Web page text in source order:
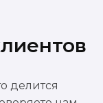
делится